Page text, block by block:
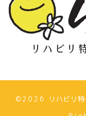
©2026 リハビリ